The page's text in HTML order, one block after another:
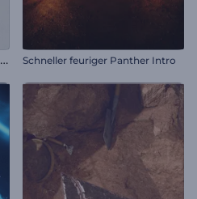
E
inführung in die wichtigsten Fitness-Basics Schneller feuriger Panther Intro